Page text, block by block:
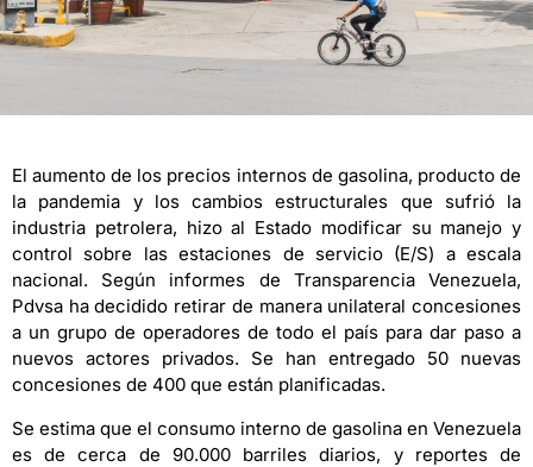
El aumento de los precios internos de gasolina, producto de
la pandemia y los cambios estructurales que sufrió la
industria petrolera, hizo al Estado modificar su manejo y
control sobre las estaciones de servicio (E/S) a escala
nacional. Según informes de Transparencia Venezuela,
Pdvsa ha decidido retirar de manera unilateral concesiones
a un grupo de operadores de todo el país para dar paso a
nuevos actores privados. Se han entregado 50 nuevas
concesiones de 400 que están planificadas.
Se estima que el consumo interno de gasolina en Venezuela
es de cerca de 90.000 barriles diarios, y reportes de